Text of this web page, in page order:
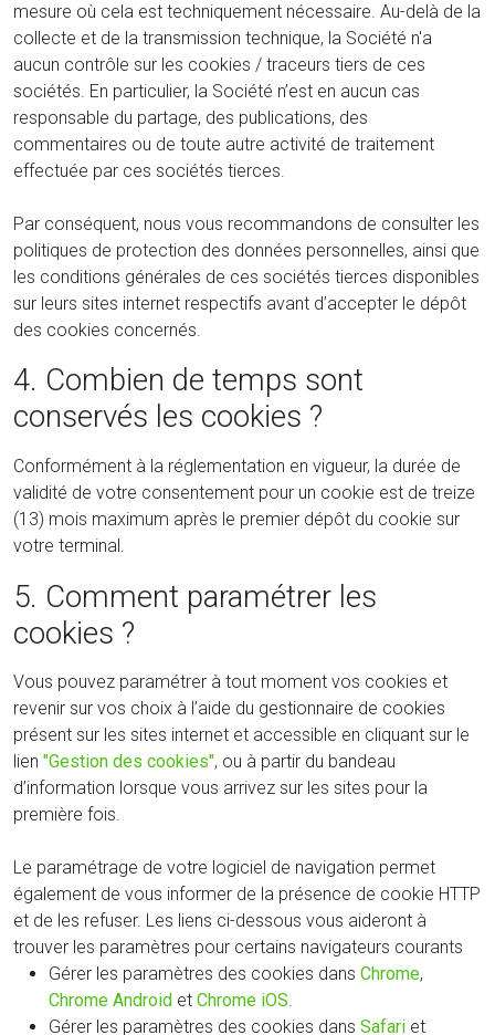
mesure où cela est techniquement nécessaire. Au-delà de la
collecte et de la transmission technique, la Société n'a
aucun contrôle sur les cookies / traceurs tiers de ces
sociétés. En particulier, la Société n’est en aucun cas
responsable du partage, des publications, des
commentaires ou de toute autre activité de traitement
effectuée par ces sociétés tierces.
Par conséquent, nous vous recommandons de consulter les
politiques de protection des données personnelles, ainsi que
les conditions générales de ces sociétés tierces disponibles
sur leurs sites internet respectifs avant d’accepter le dépôt
des cookies concernés.
4. Combien de temps sont
conservés les cookies ?
Conformément à la réglementation en vigueur, la durée de
validité de votre consentement pour un cookie est de treize
(13) mois maximum après le premier dépôt du cookie sur
votre terminal.
5. Comment paramétrer les
cookies ?
Vous pouvez paramétrer à tout moment vos cookies et
revenir sur vos choix à l’aide du gestionnaire de cookies
présent sur les sites internet et accessible en cliquant sur le
lien "Gestion des cookies", ou à partir du bandeau
d’information lorsque vous arrivez sur les sites pour la
première fois.
Le paramétrage de votre logiciel de navigation permet
également de vous informer de la présence de cookie HTTP
et de les refuser. Les liens ci-dessous vous aideront à
trouver les paramètres pour certains navigateurs courants
Gérer les paramètres des cookies dans Chrome,
Chrome Android et Chrome iOS.
Gérer les paramètres des cookies dans Safari et